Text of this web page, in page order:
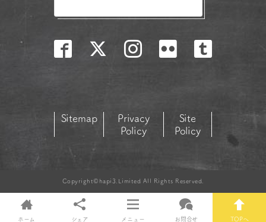
Sitemap
Privacy
Policy
Site
Policy
Copyright©hapi3.Limited All Rights Reserved.
ホーム シェア メニュー お問合せ TOPへ